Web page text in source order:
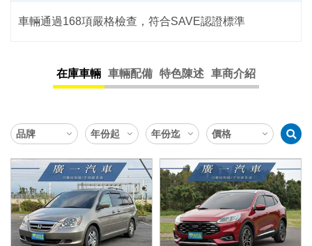
車輛通過168項嚴格檢查，符合SAVE認證標準
在庫車輛 車輛配備 特色陳述 車商介紹